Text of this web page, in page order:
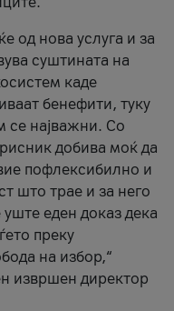
од нова услуга и за
суштината на
каде
бенефити, туку
се најважни. Со
добива моќ да
пофлексибилно и
што трае и за него
еден доказ дека
преку
на избор,“
извршен директор